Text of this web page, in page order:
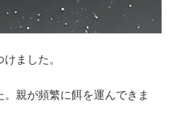
ました。
親が頻繁に餌を運んできま